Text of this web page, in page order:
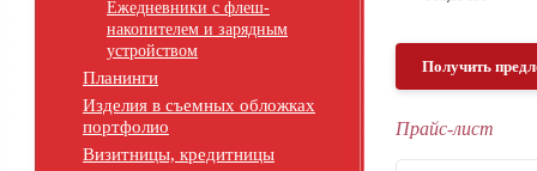
Ежедневники с флеш-
накопителем и зарядным
устройством
Планинги
Изделия в съемных обложках
портфолио
Визитницы, кредитницы
Получить
Прайс-лист